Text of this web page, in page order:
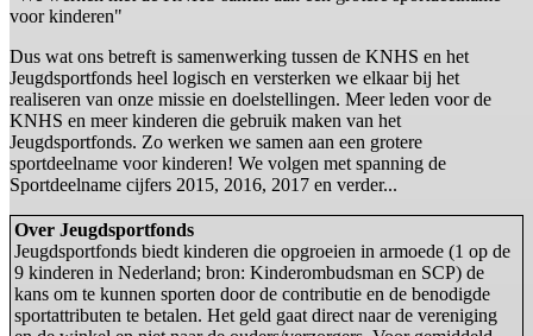
voor kinderen"
Dus wat ons betreft is samenwerking tussen de KNHS en het
Jeugdsportfonds heel logisch en versterken we elkaar bij het
realiseren van onze missie en doelstellingen. Meer leden voor de
KNHS en meer kinderen die gebruik maken van het
Jeugdsportfonds. Zo werken we samen aan een grotere
sportdeelname voor kinderen! We volgen met spanning de
Sportdeelname cijfers 2015, 2016, 2017 en verder...
Over Jeugdsportfonds
Jeugdsportfonds biedt kinderen die opgroeien in armoede (1 op de
9 kinderen in Nederland; bron: Kinderombudsman en SCP) de
kans om te kunnen sporten door de contributie en de benodigde
sportattributen te betalen. Het geld gaat direct naar de vereniging